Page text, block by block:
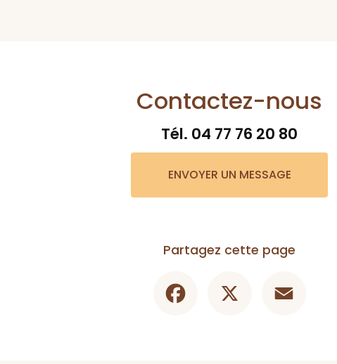
Contactez-nous
Tél. 04 77 76 20 80
ENVOYER UN MESSAGE
Partagez cette page